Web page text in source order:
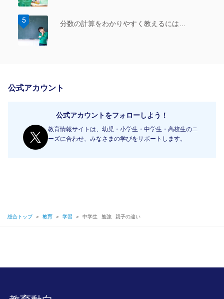
分数の計算をわかりやすく教えるには…
公式アカウント
公式アカウントをフォローしよう！
教育情報サイトは、幼児・小学生・中学生・高校生のニ
ーズに合わせ、みなさまの学びをサポートします。
総合トップ ＞ 教育 ＞ 学習 ＞ 中学生 勉強 親子の違い